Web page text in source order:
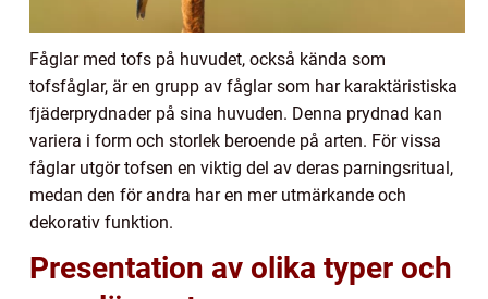
Fåglar med tofs på huvudet, också kända som
tofsfåglar, är en grupp av fåglar som har karaktäristiska
fjäderprydnader på sina huvuden. Denna prydnad kan
variera i form och storlek beroende på arten. För vissa
fåglar utgör tofsen en viktig del av deras parningsritual,
medan den för andra har en mer utmärkande och
dekorativ funktion.
Presentation av olika typer och